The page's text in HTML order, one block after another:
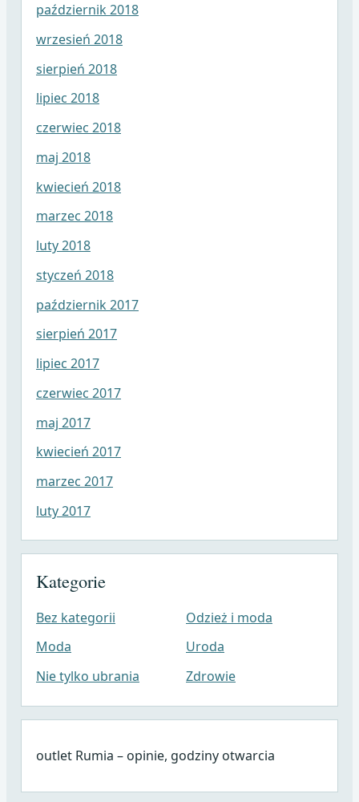
październik 2018
wrzesień 2018
sierpień 2018
lipiec 2018
czerwiec 2018
maj 2018
kwiecień 2018
marzec 2018
luty 2018
styczeń 2018
październik 2017
sierpień 2017
lipiec 2017
czerwiec 2017
maj 2017
kwiecień 2017
marzec 2017
luty 2017
Kategorie
Bez kategorii
Moda
Nie tylko ubrania
Odzież i moda
Uroda
Zdrowie
outlet Rumia – opinie, godziny otwarcia